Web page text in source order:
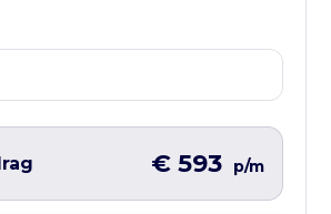
het korte formulier in en
snel mogelijk contact met
nog dezelfde werkdag.
€ 593 p/m